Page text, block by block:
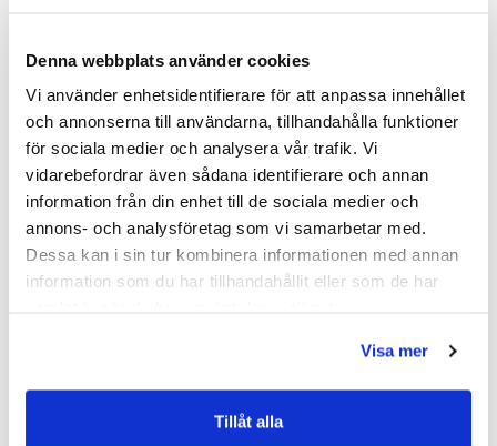
Denna webbplats använder cookies
Vi använder enhetsidentifierare för att anpassa innehållet
och annonserna till användarna, tillhandahålla funktioner
för sociala medier och analysera vår trafik. Vi
vidarebefordrar även sådana identifierare och annan
information från din enhet till de sociala medier och
annons- och analysföretag som vi samarbetar med.
Dessa kan i sin tur kombinera informationen med annan
information som du har tillhandahållit eller som de har
Visa mer
Tillåt alla
SKU: hvv900200-33
MPN: 900200-33
Dokument
HAVEN-Skotselrad.pdf (287.02 KB)
Relaterade kategorier